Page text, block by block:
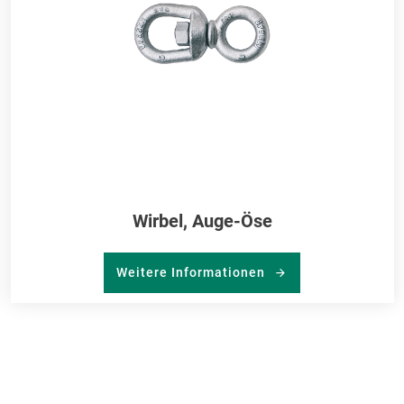
Wirbel, Auge-Öse
Weitere Informationen